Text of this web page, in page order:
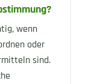
wenn
oder
sind.